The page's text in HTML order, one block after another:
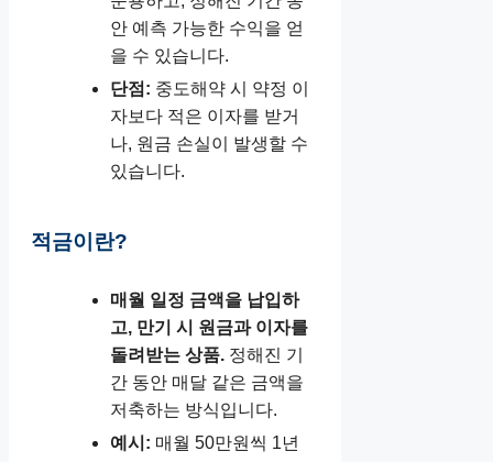
안 예측 가능한 수익을 얻
을 수 있습니다.
단점: 중도해약 시 약정 이
자보다 적은 이자를 받거
나, 원금 손실이 발생할 수
있습니다.
적금이란?
매월 일정 금액을 납입하
고, 만기 시 원금과 이자를
돌려받는 상품. 정해진 기
간 동안 매달 같은 금액을
저축하는 방식입니다.
예시: 매월 50만원씩 1년